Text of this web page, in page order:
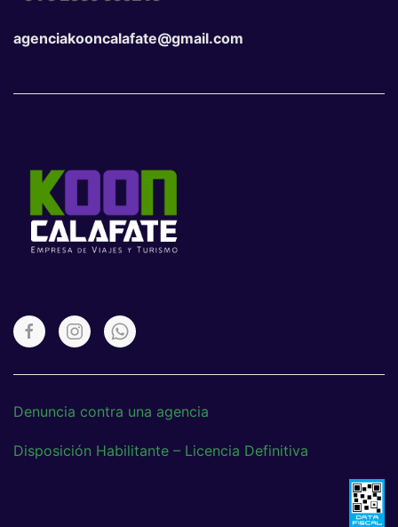
agenciakooncalafate@gmail.com
Denuncia contra una agencia
Disposición Habilitante – Licencia Definitiva